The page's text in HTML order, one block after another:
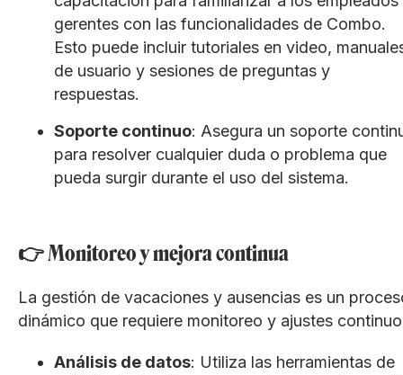
gerentes con las funcionalidades de Combo.
Esto puede incluir tutoriales en video,
de usuario y sesiones de preguntas y
respuestas.
Soporte continuo: Asegura un soporte
para resolver cualquier duda o problema que
pueda surgir durante el uso del sistema.
👉 Monitoreo y mejora continua
La gestión de vacaciones y ausencias es un
dinámico que requiere monitoreo y ajustes
Análisis de datos: Utiliza las herramientas de